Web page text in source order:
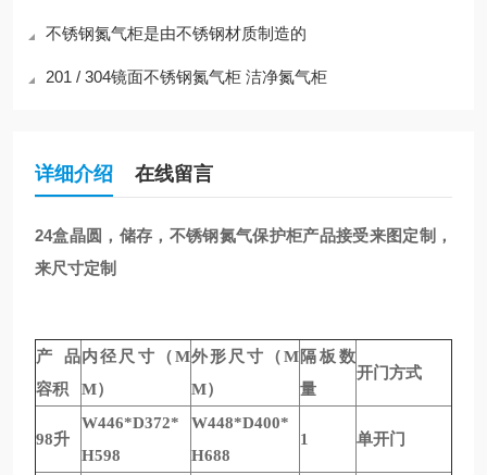
不锈钢氮气柜是由不锈钢材质制造的
201 / 304镜面不锈钢氮气柜 洁净氮气柜
详细介绍 在线留言
24盒晶圆，储存，不锈钢氮气保护柜产品接受来图定制，
来尺寸定制
产品
容积
内径尺寸（M
M）
外形尺寸（M
M）
隔板数
量
开门方式
98升
W446*D372*
H598
W448*D400*
H688
1 单开门